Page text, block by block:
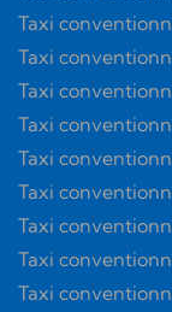
Taxi
Taxi
Taxi
Taxi
Taxi
Taxi
Taxi
Taxi
Taxi